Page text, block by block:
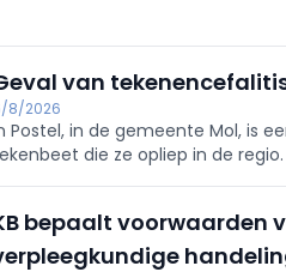
van
8/2026
Postel, in de gemeente Mol, is
die ze opliep in de
bepaalt voorwaarden